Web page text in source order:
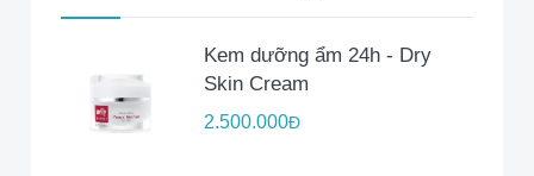
Kem dưỡng ẩm 24h - Dry
Skin Cream
2.500.000Đ